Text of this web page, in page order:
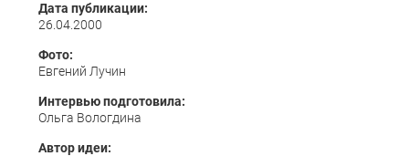
Дата публикации:
26.04.2000
Фото:
Евгений Лучин
Интервью подготовила:
Ольга Вологдина
Автор идеи: